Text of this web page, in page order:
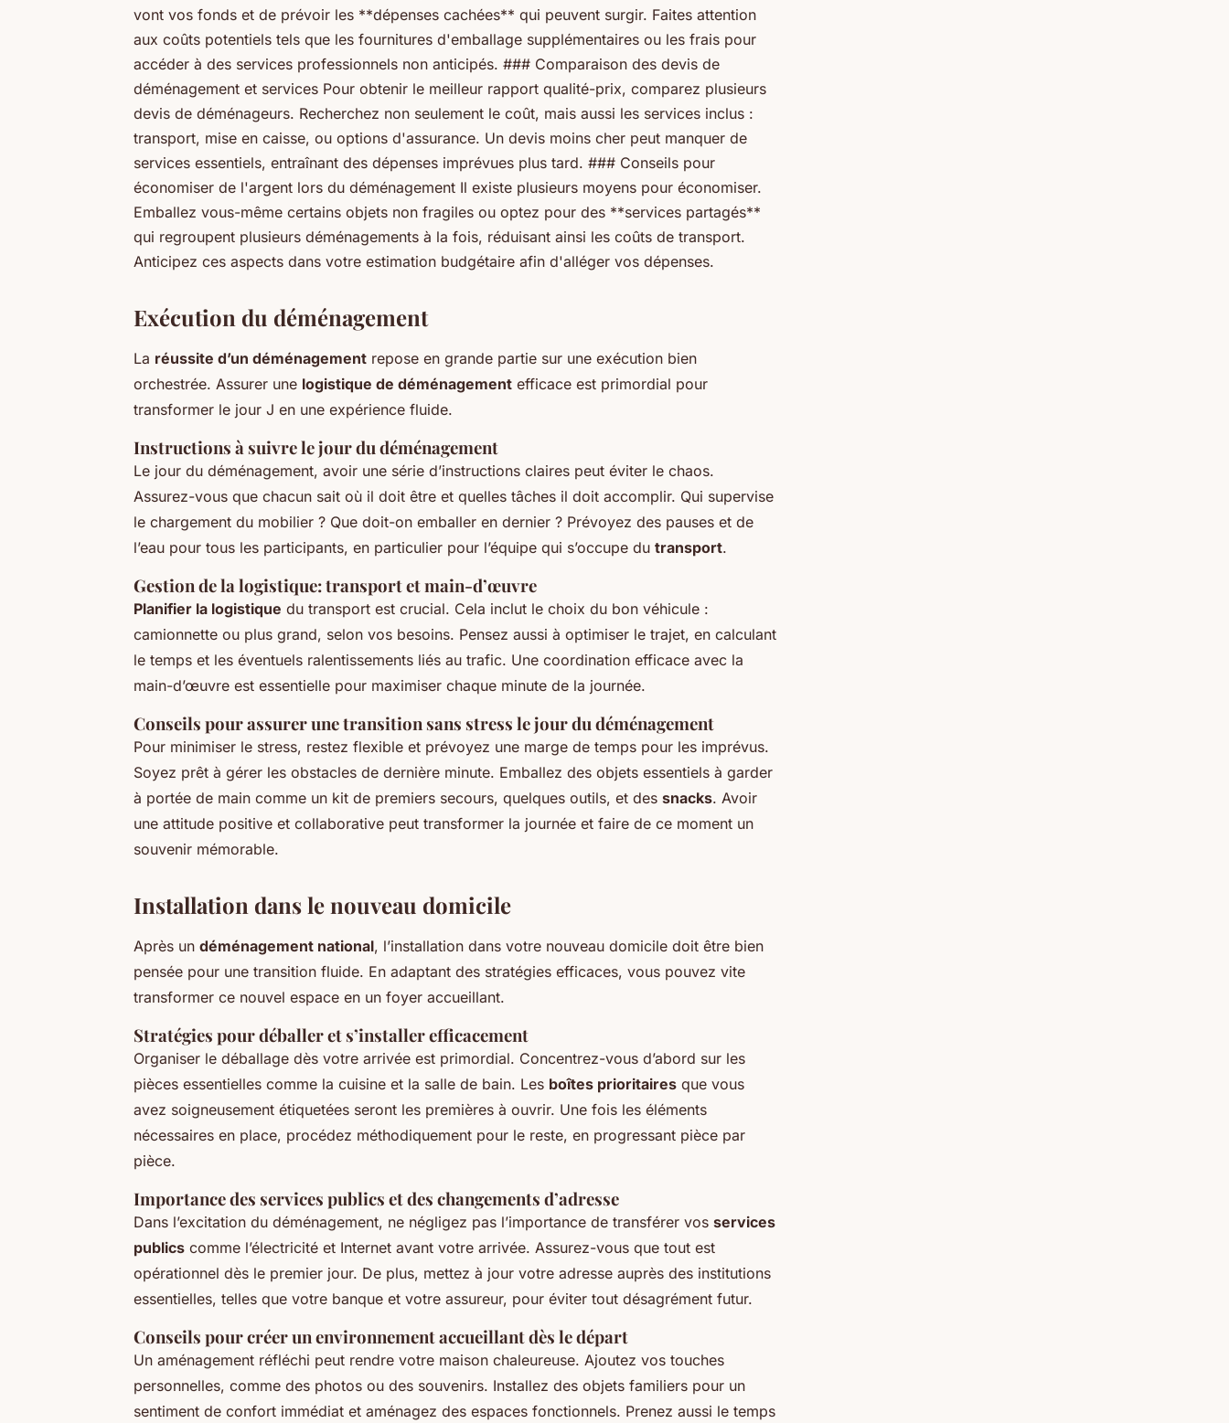
vont vos fonds et de prévoir les **dépenses cachées** qui peuvent surgir. Faites attention
aux coûts potentiels tels que les fournitures d'emballage supplémentaires ou les frais pour
accéder à des services professionnels non anticipés. ### Comparaison des devis de
déménagement et services Pour obtenir le meilleur rapport qualité-prix, comparez plusieurs
devis de déménageurs. Recherchez non seulement le coût, mais aussi les services inclus :
transport, mise en caisse, ou options d'assurance. Un devis moins cher peut manquer de
services essentiels, entraînant des dépenses imprévues plus tard. ### Conseils pour
économiser de l'argent lors du déménagement Il existe plusieurs moyens pour économiser.
Emballez vous-même certains objets non fragiles ou optez pour des **services partagés**
qui regroupent plusieurs déménagements à la fois, réduisant ainsi les coûts de transport.
Anticipez ces aspects dans votre estimation budgétaire afin d'alléger vos dépenses.
Exécution du déménagement
La réussite d’un déménagement repose en grande partie sur une exécution bien
orchestrée. Assurer une logistique de déménagement efficace est primordial pour
transformer le jour J en une expérience fluide.
Instructions à suivre le jour du déménagement
Le jour du déménagement, avoir une série d’instructions claires peut éviter le chaos.
Assurez-vous que chacun sait où il doit être et quelles tâches il doit accomplir. Qui supervise
le chargement du mobilier ? Que doit-on emballer en dernier ? Prévoyez des pauses et de
l’eau pour tous les participants, en particulier pour l’équipe qui s’occupe du transport.
Gestion de la logistique: transport et main-d’œuvre
Planifier la logistique du transport est crucial. Cela inclut le choix du bon véhicule :
camionnette ou plus grand, selon vos besoins. Pensez aussi à optimiser le trajet, en calculant
le temps et les éventuels ralentissements liés au trafic. Une coordination efficace avec la
main-d’œuvre est essentielle pour maximiser chaque minute de la journée.
Conseils pour assurer une transition sans stress le jour du déménagement
Pour minimiser le stress, restez flexible et prévoyez une marge de temps pour les imprévus.
Soyez prêt à gérer les obstacles de dernière minute. Emballez des objets essentiels à garder
à portée de main comme un kit de premiers secours, quelques outils, et des snacks. Avoir
une attitude positive et collaborative peut transformer la journée et faire de ce moment un
souvenir mémorable.
Installation dans le nouveau domicile
Après un déménagement national, l’installation dans votre nouveau domicile doit être bien
pensée pour une transition fluide. En adaptant des stratégies efficaces, vous pouvez vite
transformer ce nouvel espace en un foyer accueillant.
Stratégies pour déballer et s’installer efficacement
Organiser le déballage dès votre arrivée est primordial. Concentrez-vous d’abord sur les
pièces essentielles comme la cuisine et la salle de bain. Les boîtes prioritaires que vous
avez soigneusement étiquetées seront les premières à ouvrir. Une fois les éléments
nécessaires en place, procédez méthodiquement pour le reste, en progressant pièce par
pièce.
Importance des services publics et des changements d’adresse
Dans l’excitation du déménagement, ne négligez pas l’importance de transférer vos services
publics comme l’électricité et Internet avant votre arrivée. Assurez-vous que tout est
opérationnel dès le premier jour. De plus, mettez à jour votre adresse auprès des institutions
essentielles, telles que votre banque et votre assureur, pour éviter tout désagrément futur.
Conseils pour créer un environnement accueillant dès le départ
Un aménagement réfléchi peut rendre votre maison chaleureuse. Ajoutez vos touches
personnelles, comme des photos ou des souvenirs. Installez des objets familiers pour un
sentiment de confort immédiat et aménagez des espaces fonctionnels. Prenez aussi le temps